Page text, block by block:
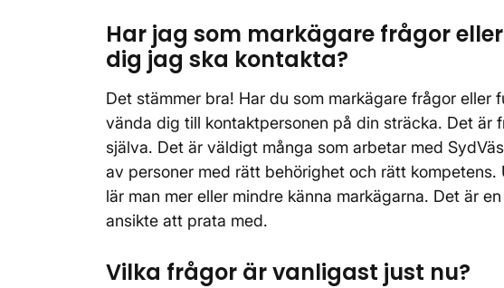
Har jag som markägare frågor
dig jag ska kontakta?
Det stämmer bra! Har du som markägare frågor eller
vända dig till kontaktpersonen på din sträcka. Det är
själva. Det är väldigt många som arbetar med
av personer med rätt behörighet och rätt
lär man mer eller mindre känna markägarna. Det är
ansikte att prata med.
Vilka frågor är vanligast just nu?